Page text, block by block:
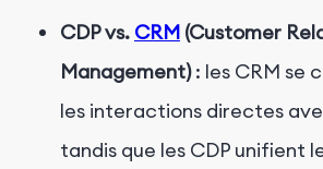
CDP vs. CRM (Customer
Management) : les CRM se
les interactions directes
tandis que les CDP unifient